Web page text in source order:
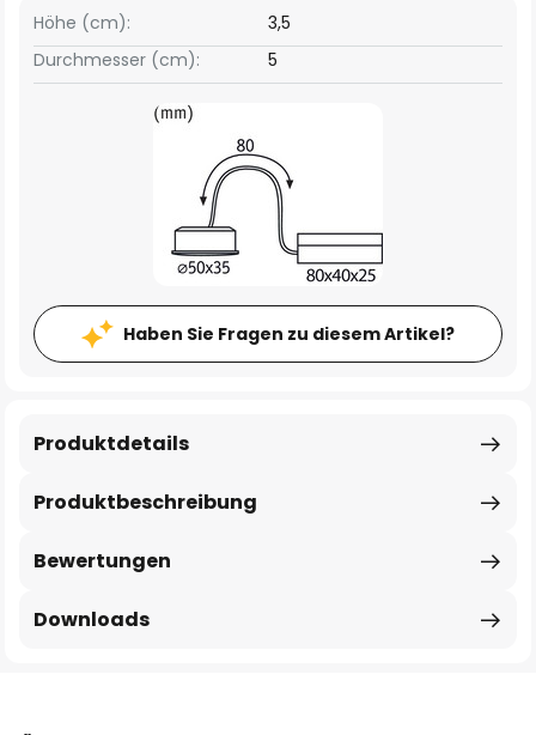
Höhe (cm):
3,5
Durchmesser (cm):
5
Haben Sie Fragen zu diesem Artikel?
Produktbeschreibung
Produktdetails
Bewertungen
Downloads